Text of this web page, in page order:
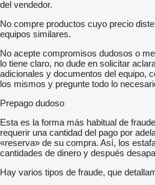
del vendedor.
No compre productos cuyo precio
equipos similares.
No acepte compromisos dudosos o
lo tiene claro, no dude en solicitar
adicionales y documentos del equipo,
los mismos y pregunte todo lo
Prepago dudoso
Esta es la forma más habitual de
requerir una cantidad del pago por
«reserva» de su compra. Así, los
cantidades de dinero y después
Hay varios tipos de fraude, que